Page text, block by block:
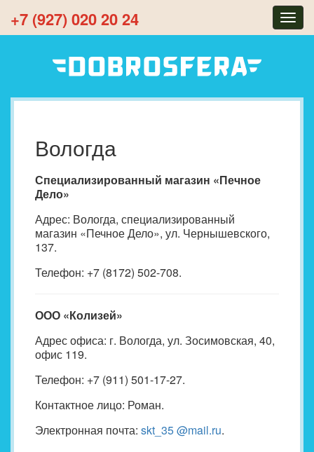
+7 (927) 020 20 24
Вологда
Специализированный магазин «Печное
Дело»
Адрес: Вологда, специализированный
магазин «Печное Дело», ул. Чернышевского,
137.
Телефон: +7 (8172) 502-708.
ООО «Колизей»
Адрес офиса: г. Вологда, ул. Зосимовская, 40,
офис 119.
Телефон: +7 (911) 501-17-27.
Контактное лицо: Роман.
Электронная почта: skt_35 @mail.ru.